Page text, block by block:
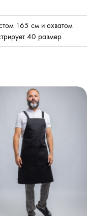
165 см и охватом
40 размер